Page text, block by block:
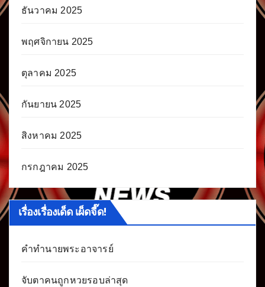
ธันวาคม 2025
พฤศจิกายน 2025
ตุลาคม 2025
กันยายน 2025
สิงหาคม 2025
กรกฎาคม 2025
เรื่องเรื่องเด็ด เผ็ดจี๊ด!
คำทำนายพระอาจารย์
จับตาคนถูกหวยรอบล่าสุด